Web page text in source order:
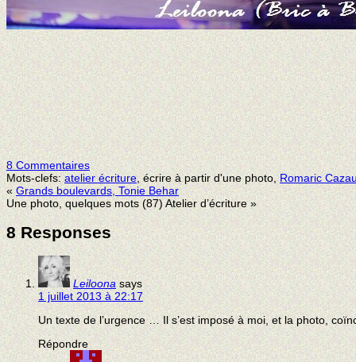
8 Commentaires
Mots-clefs:atelier écriture, écrire à partir d'une photo,Romaric
«Grands boulevards, Tonie Behar
Une photo, quelques mots (87) Atelier d’écriture »
8 Responses
Leiloona says
1 juillet 2013 à 22:17
Un texte de l’urgence … Il s’est imposé à moi, et la photo,
Répondre